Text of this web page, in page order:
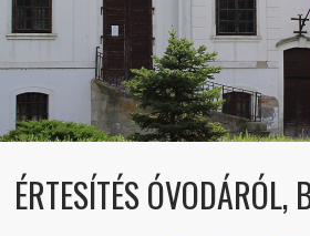
ÉRTESÍTÉS ÓVODÁRÓL,